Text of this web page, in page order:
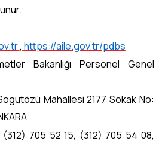
, https://aile.gov.tr/pdbs
Bakanlığı Personel Genel
Mahallesi 2177 Sokak No:
705 52 15, (312) 705 54 08,